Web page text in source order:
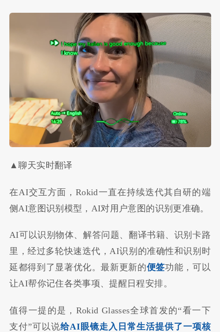
▲聊天实时翻译
在AI交互方面，Rokid一直在持续迭代其自研的端
侧AI意图识别模型，AI对用户意图的识别更准确。
AI可以识别物体、解答问题、翻译书籍、识别卡路
里，经过多轮快速迭代，AI识别的准确性和识别时
延都得到了显著优化。最新更新的便签功能，可以
让AI帮你记住各类事项、提醒日程安排。
值得一提的是，Rokid Glasses全球首发的“看一下
支付”可以说给AI眼镜走入日常生活提供了一项核